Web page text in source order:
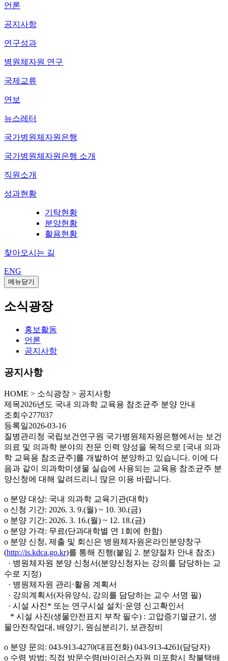
언론
공지사항
연구성과
병원체자원 연구
국제교류
연보
뉴스레터
국가병원체자원은행
국가병원체자원은행 소개
직원소개
성과현황
기탁현황
분양현황
활용현황
찾아오시는 길
ENG
메뉴닫기
소식광장
홍보활동
언론
공지사항
공지사항
HOME > 소식광장 > 공지사항
제목2026년도 국내 의과학 교육용 참조균주 분양 안내
조회수277037
등록일2026-03-16
질병관리청 국립보건연구원 국가병원체자원은행에서는 보건
의료 및 의과학 분야의 전문 인력 양성을 목적으로 [국내 의과
학 교육용 참조균주]를 개발하여 분양하고 있습니다. 이에 다
음과 같이 의과학미생물 실습에 사용되는 교육용 참조균주 분
양신청에 대해 알려드리니 많은 이용 바랍니다.
o 분양 대상: 국내 의과학 교육기관(대학)
o 신청 기간: 2026. 3. 9.(월) ~ 10. 30.(금)
o 분양 기간: 2026. 3. 16.(월) ~ 12. 18.(금)
o 분양 가격: 무료(단과대학별 연 1회에 한함)
o 분양 신청, 제출 및 회신은 병원체자원온라인분양창구
(http://is.kdca.go.kr)를 통해 진행(붙임 2. 분양절차 안내 참조)
· 병원체자원 분양 신청서(분양신청자는 강의를 담당하는 교
수로 지정)
· 병원체자원 관리⋅활용 계획서
· 강의계획서(자유양식, 강의를 담당하는 교수 서명 필)
· 시설 사진* 또는 연구시설 설치⋅운영 신고확인서
* 시설 사진(생물안전표지 부착 필수) : 고압증기멸균기, 생
물안전작업대, 배양기, 원심분리기, 보관장비
o 분양 문의: 043-913-4270(대표전화) 043-913-4261(담당자)
o 수령 방법: 직접 방문수령(바이러스자원 미포함시 착불택배